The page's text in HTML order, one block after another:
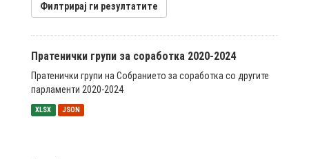
Филтрирај ги резултатите
Пратенички групи за соработка 2020-2024
Пратенички групи на Собранието за соработка со другите
парламенти 2020-2024
XLSX JSON